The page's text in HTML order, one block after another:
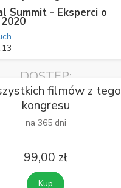
Summit - Eksperci o
DOSTĘP:
filmów z tego
kongresu
na 365 dni
99,00 zł
Kup